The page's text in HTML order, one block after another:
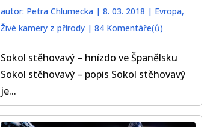
autor: Petra Chlumecka| 8. 03. 2018 | Evropa,
Živé kamery z přírody| 84 Komentáře(ů)
Sokol stěhovavý – hnízdo ve Španělsku
Sokol stěhovavý – popis Sokol stěhovavý
je...